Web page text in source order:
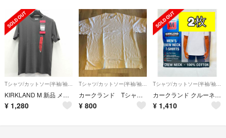
Tシャツ/カットソー(半袖/袖なし)
KIRKLAND M 新品 メンズ Tシャツ 半袖 無地 シンプル グレー
¥ 1,280
Tシャツ/カットソー(半袖/袖なし)
カークランド Tシャツ XLサイズ
¥ 800
Tシャツ/カットソー(半袖/袖なし)
カークランド クルーネックTシャツ ホワイト Mサイズ 2枚組 コストコ
¥ 1,410